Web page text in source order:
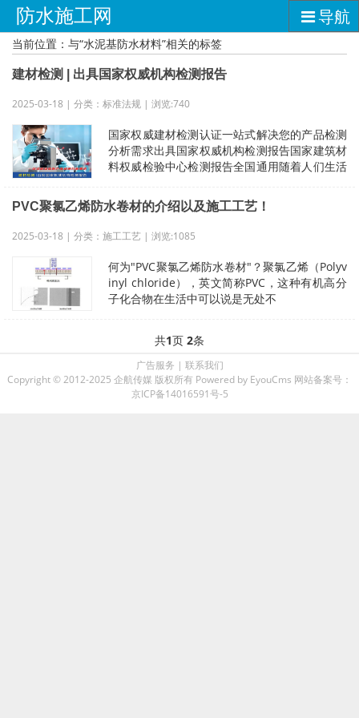
防水施工网 导航
当前位置：与“水泥基防水材料”相关的标签
建材检测 | 出具国家权威机构检测报告
2025-03-18 | 分类：标准法规 | 浏览:740
国家权威建材检测认证一站式解决您的产品检测
分析需求出具国家权威机构检测报告国家建筑材
料权威检验中心检测报告全国通用随着人们生活
PVC聚氯乙烯防水卷材的介绍以及施工工艺！
2025-03-18 | 分类：施工工艺 | 浏览:1085
何为"PVC聚氯乙烯防水卷材"？聚氯乙烯（Polyv
inyl chloride），英文简称PVC，这种有机高分
子化合物在生活中可以说是无处不
共1页 2条
广告服务 | 联系我们
Copyright © 2012-2025 企航传媒 版权所有 Powered by EyouCms 网站备案号：
京ICP备14016591号-5